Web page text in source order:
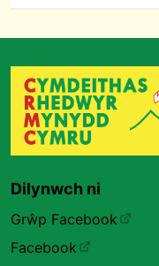
Dilynwch ni
Grŵp Facebook
Facebook